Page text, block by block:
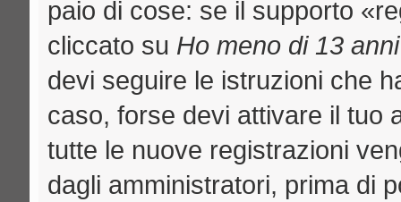
paio di cose: se il supporto
cliccato su Ho meno di 13 anni
devi seguire le istruzioni che
caso, forse devi attivare il tuo
tutte le nuove registrazioni
dagli amministratori, prima di